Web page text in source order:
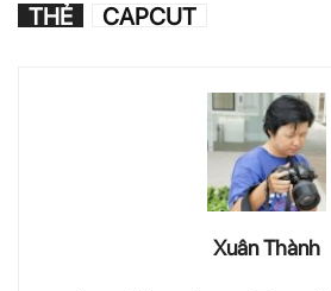
THẺ CAPCUT
Xuân Thành